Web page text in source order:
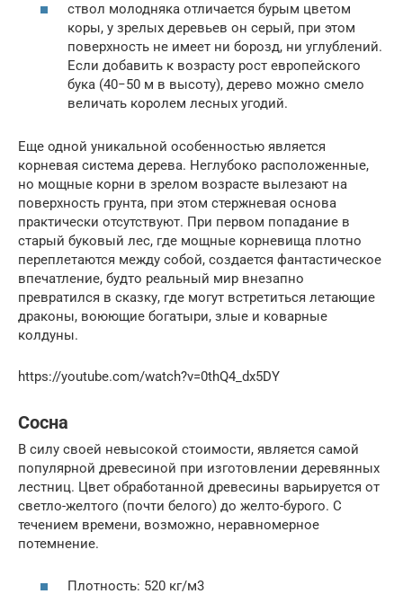
ствол молодняка отличается бурым цветом
коры, у зрелых деревьев он серый, при этом
поверхность не имеет ни борозд, ни углублений.
Если добавить к возрасту рост европейского
бука (40−50 м в высоту), дерево можно смело
величать королем лесных угодий.
Еще одной уникальной особенностью является
корневая система дерева. Неглубоко расположенные,
но мощные корни в зрелом возрасте вылезают на
поверхность грунта, при этом стержневая основа
практически отсутствуют. При первом попадание в
старый буковый лес, где мощные корневища плотно
переплетаются между собой, создается фантастическое
впечатление, будто реальный мир внезапно
превратился в сказку, где могут встретиться летающие
драконы, воюющие богатыри, злые и коварные
колдуны.
https://youtube.com/watch?v=0thQ4_dx5DY
Сосна
В силу своей невысокой стоимости, является самой
популярной древесиной при изготовлении деревянных
лестниц. Цвет обработанной древесины варьируется от
светло-желтого (почти белого) до желто-бурого. С
течением времени, возможно, неравномерное
потемнение.
Плотность: 520 кг/м3